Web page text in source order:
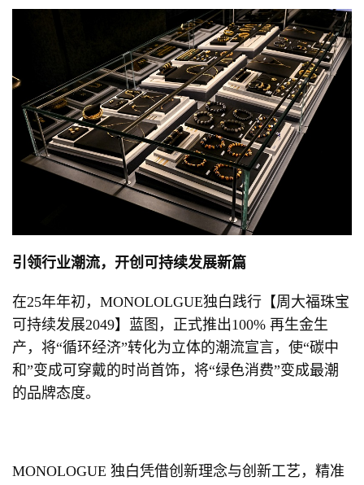
引领行业潮流，开创可持续发展新篇
在25年年初，MONOLOLGUE独白践行【周大福珠宝
可持续发展2049】蓝图，正式推出100% 再生金生
产，将“循环经济”转化为立体的潮流宣言，使“碳中
和”变成可穿戴的时尚首饰，将“绿色消费”变成最潮
的品牌态度。
MONOLOGUE 独白凭借创新理念与创新工艺，精准